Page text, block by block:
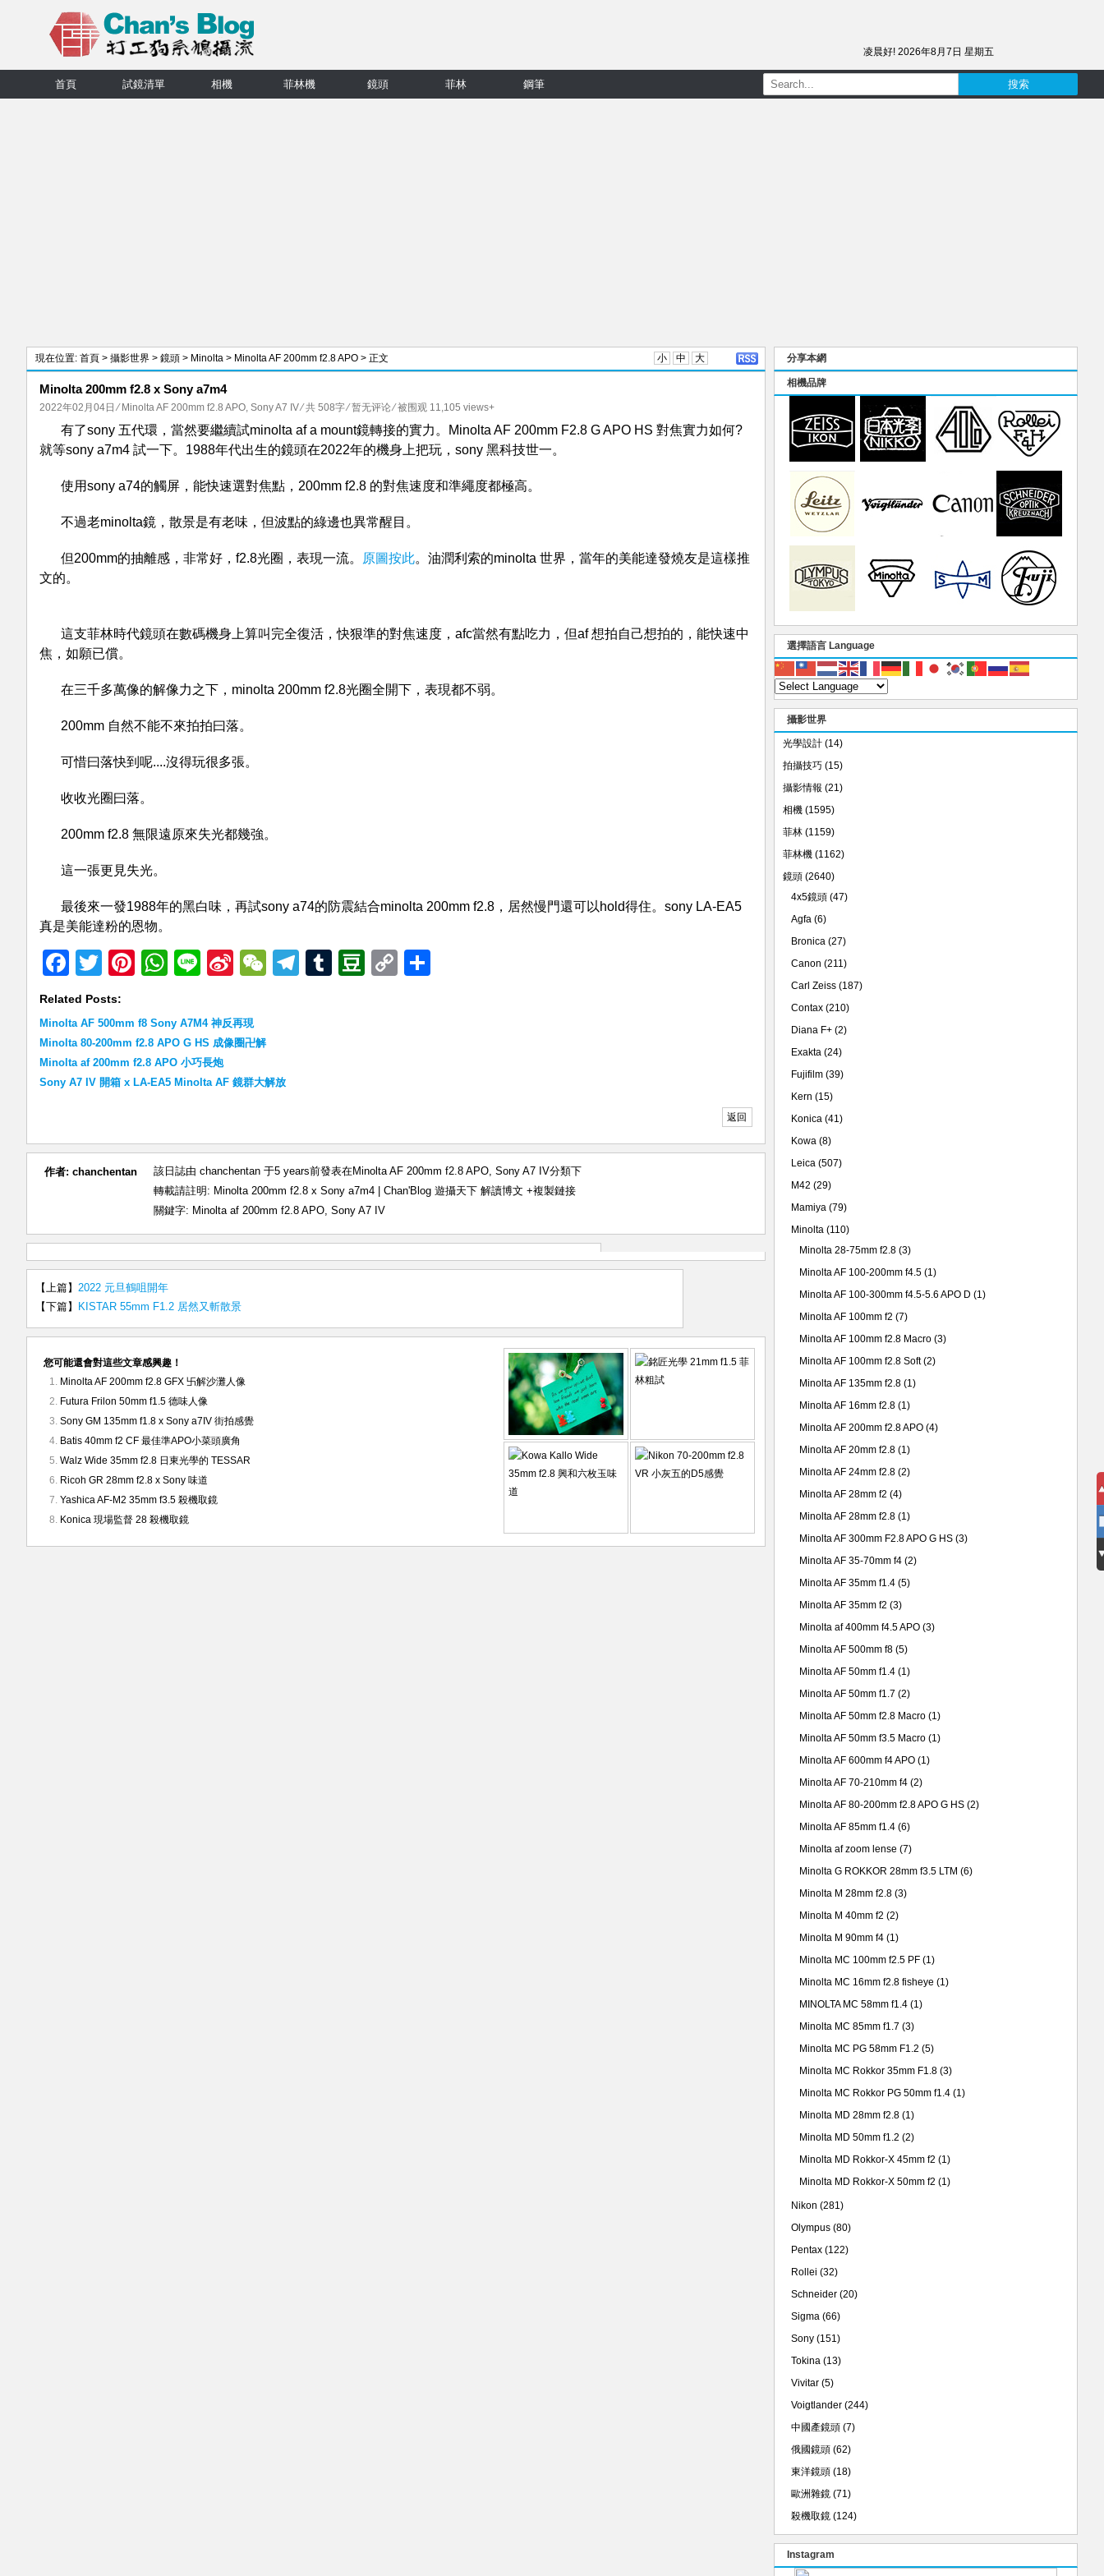
凌晨好! 2026年8月7日 星期五
首頁 試鏡清單 相機 菲林機 鏡頭 菲林 鋼筆
現在位置: 首頁 > 攝影世界 > 鏡頭 > Minolta > Minolta AF 200mm f2.8 APO > 正文 小 中 大
Minolta 200mm f2.8 x Sony a7m4
2022年02月04日 ⁄ Minolta AF 200mm f2.8 APO, Sony A7 IV⁄ 共 508字⁄暂无评论⁄ 被围观 11,105 views+
有了sony 五代環，當然要繼續試minolta af a mount鏡轉接的實力。Minolta AF 200mm F2.8 G APO HS 對焦實力如何?
就等sony a7m4 試一下。1988年代出生的鏡頭在2022年的機身上把玩，sony 黑科技世一。
使用sony a74的觸屏，能快速選對焦點，200mm f2.8 的對焦速度和準繩度都極高。
不過老minolta鏡，散景是有老味，但波點的綠邊也異常醒目。
但200mm的抽離感，非常好，f2.8光圈，表現一流。 原圖按此。油潤利索的minolta 世界，當年的美能達發燒友是這樣推
文的。
這支菲林時代鏡頭在數碼機身上算叫完全復活，快狠準的對焦速度，afc當然有點吃力，但af 想拍自己想拍的，能快速中
焦，如願已償。
在三千多萬像的解像力之下，minolta 200mm f2.8光圈全開下，表現都不弱。
200mm 自然不能不來拍拍曰落。
可惜曰落快到呢....沒得玩很多張。
收收光圈曰落。
200mm f2.8 無限遠原來失光都幾強。
這一張更見失光。
最後來一發1988年的黑白味，再試sony a74的防震結合minolta 200mm f2.8，居然慢門還可以hold得住。sony LA-EA5
真是美能達粉的恩物。
Facebook
TwitterPinterest
WhatsApp
LineSinaWeChat
Telegram
Tumblr
Douban
Copy
Related Posts:
Minolta AF 500mm f8 Sony A7M4 神反再現
Minolta 80-200mm f2.8 APO G HS 成像圈卍解
Minolta af 200mm f2.8 APO 小巧長炮
Sony A7 IV 開箱 x LA-EA5 Minolta AF 鏡群大解放
返回
作者: chanchentan 該日誌由 chanchentan 于5 years前發表在Minolta AF 200mm f2.8 APO, Sony A7 IV分類下
轉載請註明: Minolta 200mm f2.8 x Sony a7m4 | Chan'Blog 遊攝天下 解讀博文 +複製鏈接
關鍵字: Minolta af 200mm f2.8 APO, Sony A7 IV
【上篇】 2022 元旦鶴咀開年
【下篇】
KISTAR 55mm F1.2 居然又斬散景
您可能還會對這些文章感興趣！
Minolta AF 200mm f2.8 GFX 卐解沙灘人像
Futura Frilon 50mm f1.5 德味人像
Sony GM 135mm f1.8 x Sony a7IV 街拍感覺
Batis 40mm f2 CF 最佳準APO小菜頭廣角
Walz Wide 35mm f2.8 日東光學的 TESSAR
Ricoh GR 28mm f2.8 x Sony 味道
Yashica AF-M2 35mm f3.5 殺機取鏡
Konica 現場監督 28 殺機取鏡
分享本網
相機品牌
選擇語言 Language
攝影世界
光學設計 (14)
拍攝技巧 (15)
攝影情報 (21)
相機 (1595)
菲林 (1159)
菲林機 (1162)
鏡頭 (2640)
4x5鏡頭 (47)
Agfa (6)
Bronica (27)
Canon (211)
Carl Zeiss (187)
Contax (210)
Diana F+ (2)
Exakta (24)
Fujifilm (39)
Kern (15)
Konica (41)
Kowa (8)
Leica (507)
M42 (29)
Mamiya (79)
Minolta (110)
Minolta 28-75mm f2.8 (3)
Minolta AF 100-200mm f4.5 (1)
Minolta AF 100-300mm f4.5-5.6 APO D (1)
Minolta AF 100mm f2 (7)
Minolta AF 100mm f2.8 Macro (3)
Minolta AF 100mm f2.8 Soft(2)
Minolta AF 135mm f2.8 (1)
Minolta AF 16mm f2.8 (1)
Minolta AF 200mm f2.8 APO (4)
Minolta AF 20mm f2.8 (1)
Minolta AF 24mm f2.8 (2)
Minolta AF 28mm f2 (4)
Minolta AF 28mm f2.8 (1)
Minolta AF 300mm F2.8 APO G HS (3)
Minolta AF 35-70mm f4 (2)
Minolta AF 35mm f1.4 (5)
Minolta AF 35mm f2 (3)
Minolta af 400mm f4.5 APO (3)
Minolta AF 500mm f8 (5)
Minolta AF 50mm f1.4 (1)
Minolta AF 50mm f1.7 (2)
Minolta AF 50mm f2.8 Macro (1)
Minolta AF 50mm f3.5 Macro (1)
Minolta AF 600mm f4 APO (1)
Minolta AF 70-210mm f4 (2)
Minolta AF 80-200mm f2.8 APO G HS (2)
Minolta AF 85mm f1.4 (6)
Minolta af zoom lense (7)
Minolta G ROKKOR 28mm f3.5 LTM (6)
Minolta M 28mm f2.8 (3)
Minolta M 40mm f2 (2)
Minolta M 90mm f4 (1)
Minolta MC 100mm f2.5 PF (1)
Minolta MC 16mm f2.8 fisheye (1)
MINOLTA MC 58mm f1.4 (1)
Minolta MC 85mm f1.7 (3)
Minolta MC PG 58mm F1.2 (5)
Minolta MC Rokkor 35mm F1.8 (3)
Minolta MC Rokkor PG 50mm f1.4 (1)
Minolta MD 28mm f2.8 (1)
Minolta MD 50mm f1.2 (2)
Minolta MD Rokkor-X 45mm f2 (1)
Minolta MD Rokkor-X 50mm f2 (1)
Nikon (281)
Olympus (80)
Pentax (122)
Rollei (32)
Schneider (20)
Sigma (66)
Sony (151)
Tokina (13)
Vivitar (5)
Voigtlander (244)
中國產鏡頭 (7)
俄國鏡頭 (62)
東洋鏡頭 (18)
歐洲雜鏡 (71)
殺機取鏡 (124)
Instagram